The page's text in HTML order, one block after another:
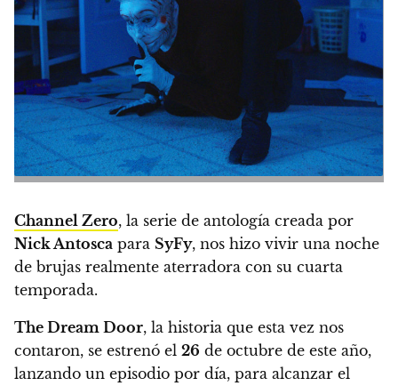
Channel Zero, la serie de antología creada por
Nick Antosca para SyFy, nos hizo vivir una noche
de brujas realmente aterradora con su cuarta
temporada.
The Dream Door, la historia que esta vez nos
contaron, se estrenó el 26 de octubre de este año,
lanzando un episodio por día, para alcanzar el